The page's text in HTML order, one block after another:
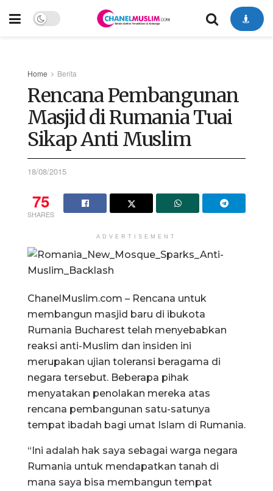
Home Berita
Rencana Pembangunan
Masjid di Rumania Tuai
Sikap Anti Muslim
18/08/2015
75
SHARES
ADVERTISEMENT
ChanelMuslim.com – Rencana untuk
membangun masjid baru di ibukota
Rumania Bucharest telah menyebabkan
reaksi anti-Muslim dan insiden ini
merupakan ujian toleransi beragama di
negara tersebut. Beberapa pihak
menyatakan penolakan mereka atas
rencana pembangunan satu-satunya
tempat ibadah bagi umat Islam di Rumania.
“Ini adalah hak saya sebagai warga negara
Rumania untuk mendapatkan tanah di
mana saya bisa membangun tempat